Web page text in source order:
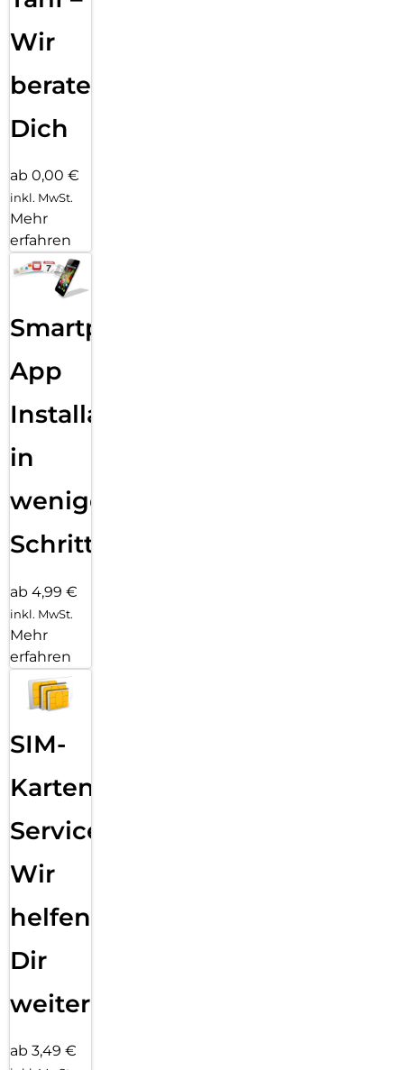
Wir
beraten
Dich
ab 0,00 €
inkl. MwSt.
Mehr
erfahren
Smartphone
App
Installation
in
wenigen
Schritten
ab 4,99 €
inkl. MwSt.
Mehr
erfahren
SIM-
Karten
Service:
Wir
helfen
Dir
weiter
ab 3,49 €